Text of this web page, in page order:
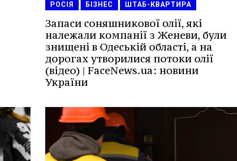
РОСІЯ БІЗНЕС ШТАБ-КВАРТИРА
Запаси соняшникової олії, які
належали компанії з Женеви, були
знищені в Одеській області, а на
дорогах утворилися потоки олії
(відео) | FaceNews.ua: новини
України